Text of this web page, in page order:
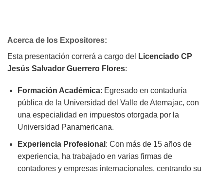
Acerca de los Expositores:
Esta presentación correrá a cargo del
Licenciado CP
Jesús Salvador Guerrero Flores:
Formación Académica: Egresado en contaduría
pública de la Universidad del Valle de Atemajac, con
una especialidad en impuestos otorgada por la
Universidad Panamericana.
Experiencia Profesional : Con más de 15 años de
experiencia, ha trabajado en varias firmas de
contadores y empresas internacionales, centrando su